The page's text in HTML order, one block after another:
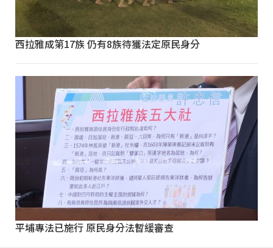
西拉雅成第17族 仍有8族待獲法定原民身分
平埔專法已施行 原民身分法暫緩審查